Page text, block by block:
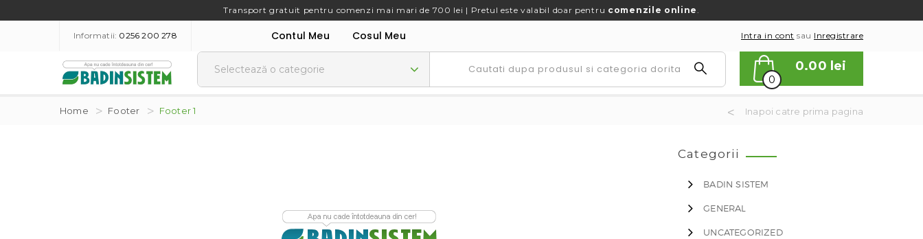
Transport gratuit pentru comenzi mai mari de 700 lei | Pretul este valabil doar pentru comenzile online.
Informatii: 0256 200 278 Contul Meu Cosul Meu Intra in cont sau Inregistrare
0
0.00 lei
Home Footer Footer 1 Inapoi catre prima pagina
Categorii
BADIN SISTEM
GENERAL
UNCATEGORIZED